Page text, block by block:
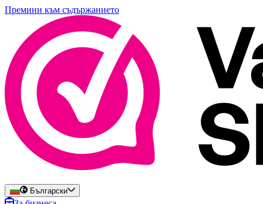
Премини към съдържанието
Български